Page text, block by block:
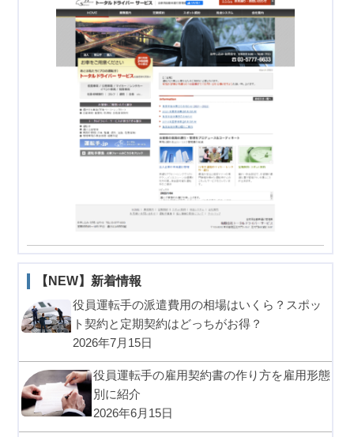
【NEW】新着情報
役員運転手の派遣費用の相場はいくら？スポッ
ト契約と定期契約はどっちがお得？
2026年7月15日
役員運転手の雇用契約書の作り方を雇用形態
別に紹介
2026年6月15日